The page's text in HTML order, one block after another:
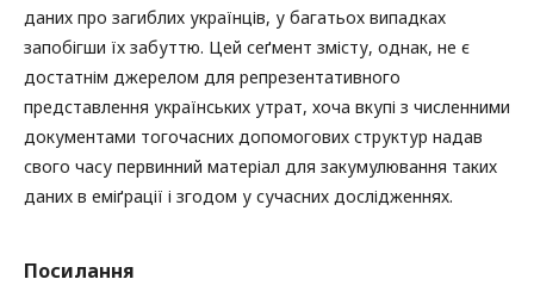
даних про загиблих українців, у багатьох випадках
запобігши їх забуттю. Цей сеґмент змісту, однак, не є
достатнім джерелом для репрезентативного
представлення українських утрат, хоча вкупі з численними
документами тогочасних допомогових структур надав
свого часу первинний матеріал для закумулювання таких
даних в еміґрації і згодом у сучасних дослідженнях.
Посилання